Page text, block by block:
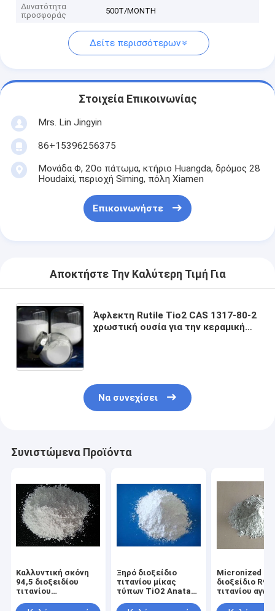
Δυνατότητα
προσφοράς
500T/MONTH
Δείτε περισσότερων
Στοιχεία Επικοινωνίας
Mrs. Lin Jingyin
86+15396256375
Μονάδα Φ, 20ο πάτωμα, κτήριο Huangda, δρόμος 28
Houdaixi, περιοχή Siming, πόλη Xiamen
Επικοινωνήστε
Αποκτήστε Την Καλύτερη Τιμή Για
Άφλεκτη Rutile Tio2 CAS 1317-80-2
χρωστική ουσία για την κεραμική
Να συνεχίσει
Συνιστώμενα Προϊόντα
Καλλυντική σκόνη
94,5 διοξειδίου
τιτανίου
Ξηρό διοξείδιο
τιτανίου μίκας
τύπων TiO2 Anatase
Micronized
διοξείδιο
τιτανίου